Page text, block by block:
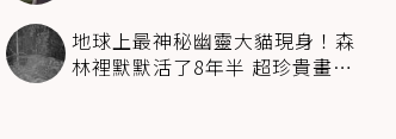
地球上最神秘幽靈大貓現身！森
林裡默默活了8年半 超珍貴畫面